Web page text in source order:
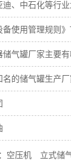
迪、中石化等行
备使用管理规则
储气罐厂家主要
名的储气罐生产
空压机 立式储